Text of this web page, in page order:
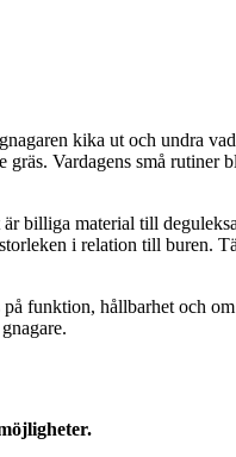
kika ut och undra
Vardagens små rutiner
billiga material till
i relation till buren.
funktion, hållbarhet och